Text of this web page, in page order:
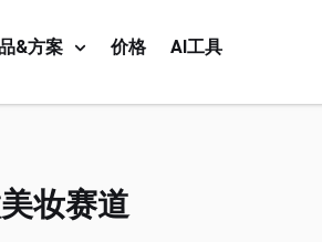
&方案 价格 AI工具
妆赛道